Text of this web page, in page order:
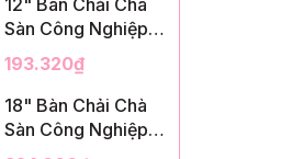
12" Bàn Chải Chà
Sàn Công Nghiệp,
Sợi Palmyra, InsuX
INXDS1, 12
Cái/Thùng (12"
Brush Deck Scrub,
193.320₫
18" Bàn Chải Chà
Sàn Công Nghiệp,
Sợi Palmyra, InsuX